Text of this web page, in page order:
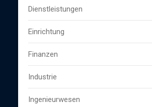
Dienstleistungen
Einrichtung
Finanzen
Industrie
Ingenieurwesen